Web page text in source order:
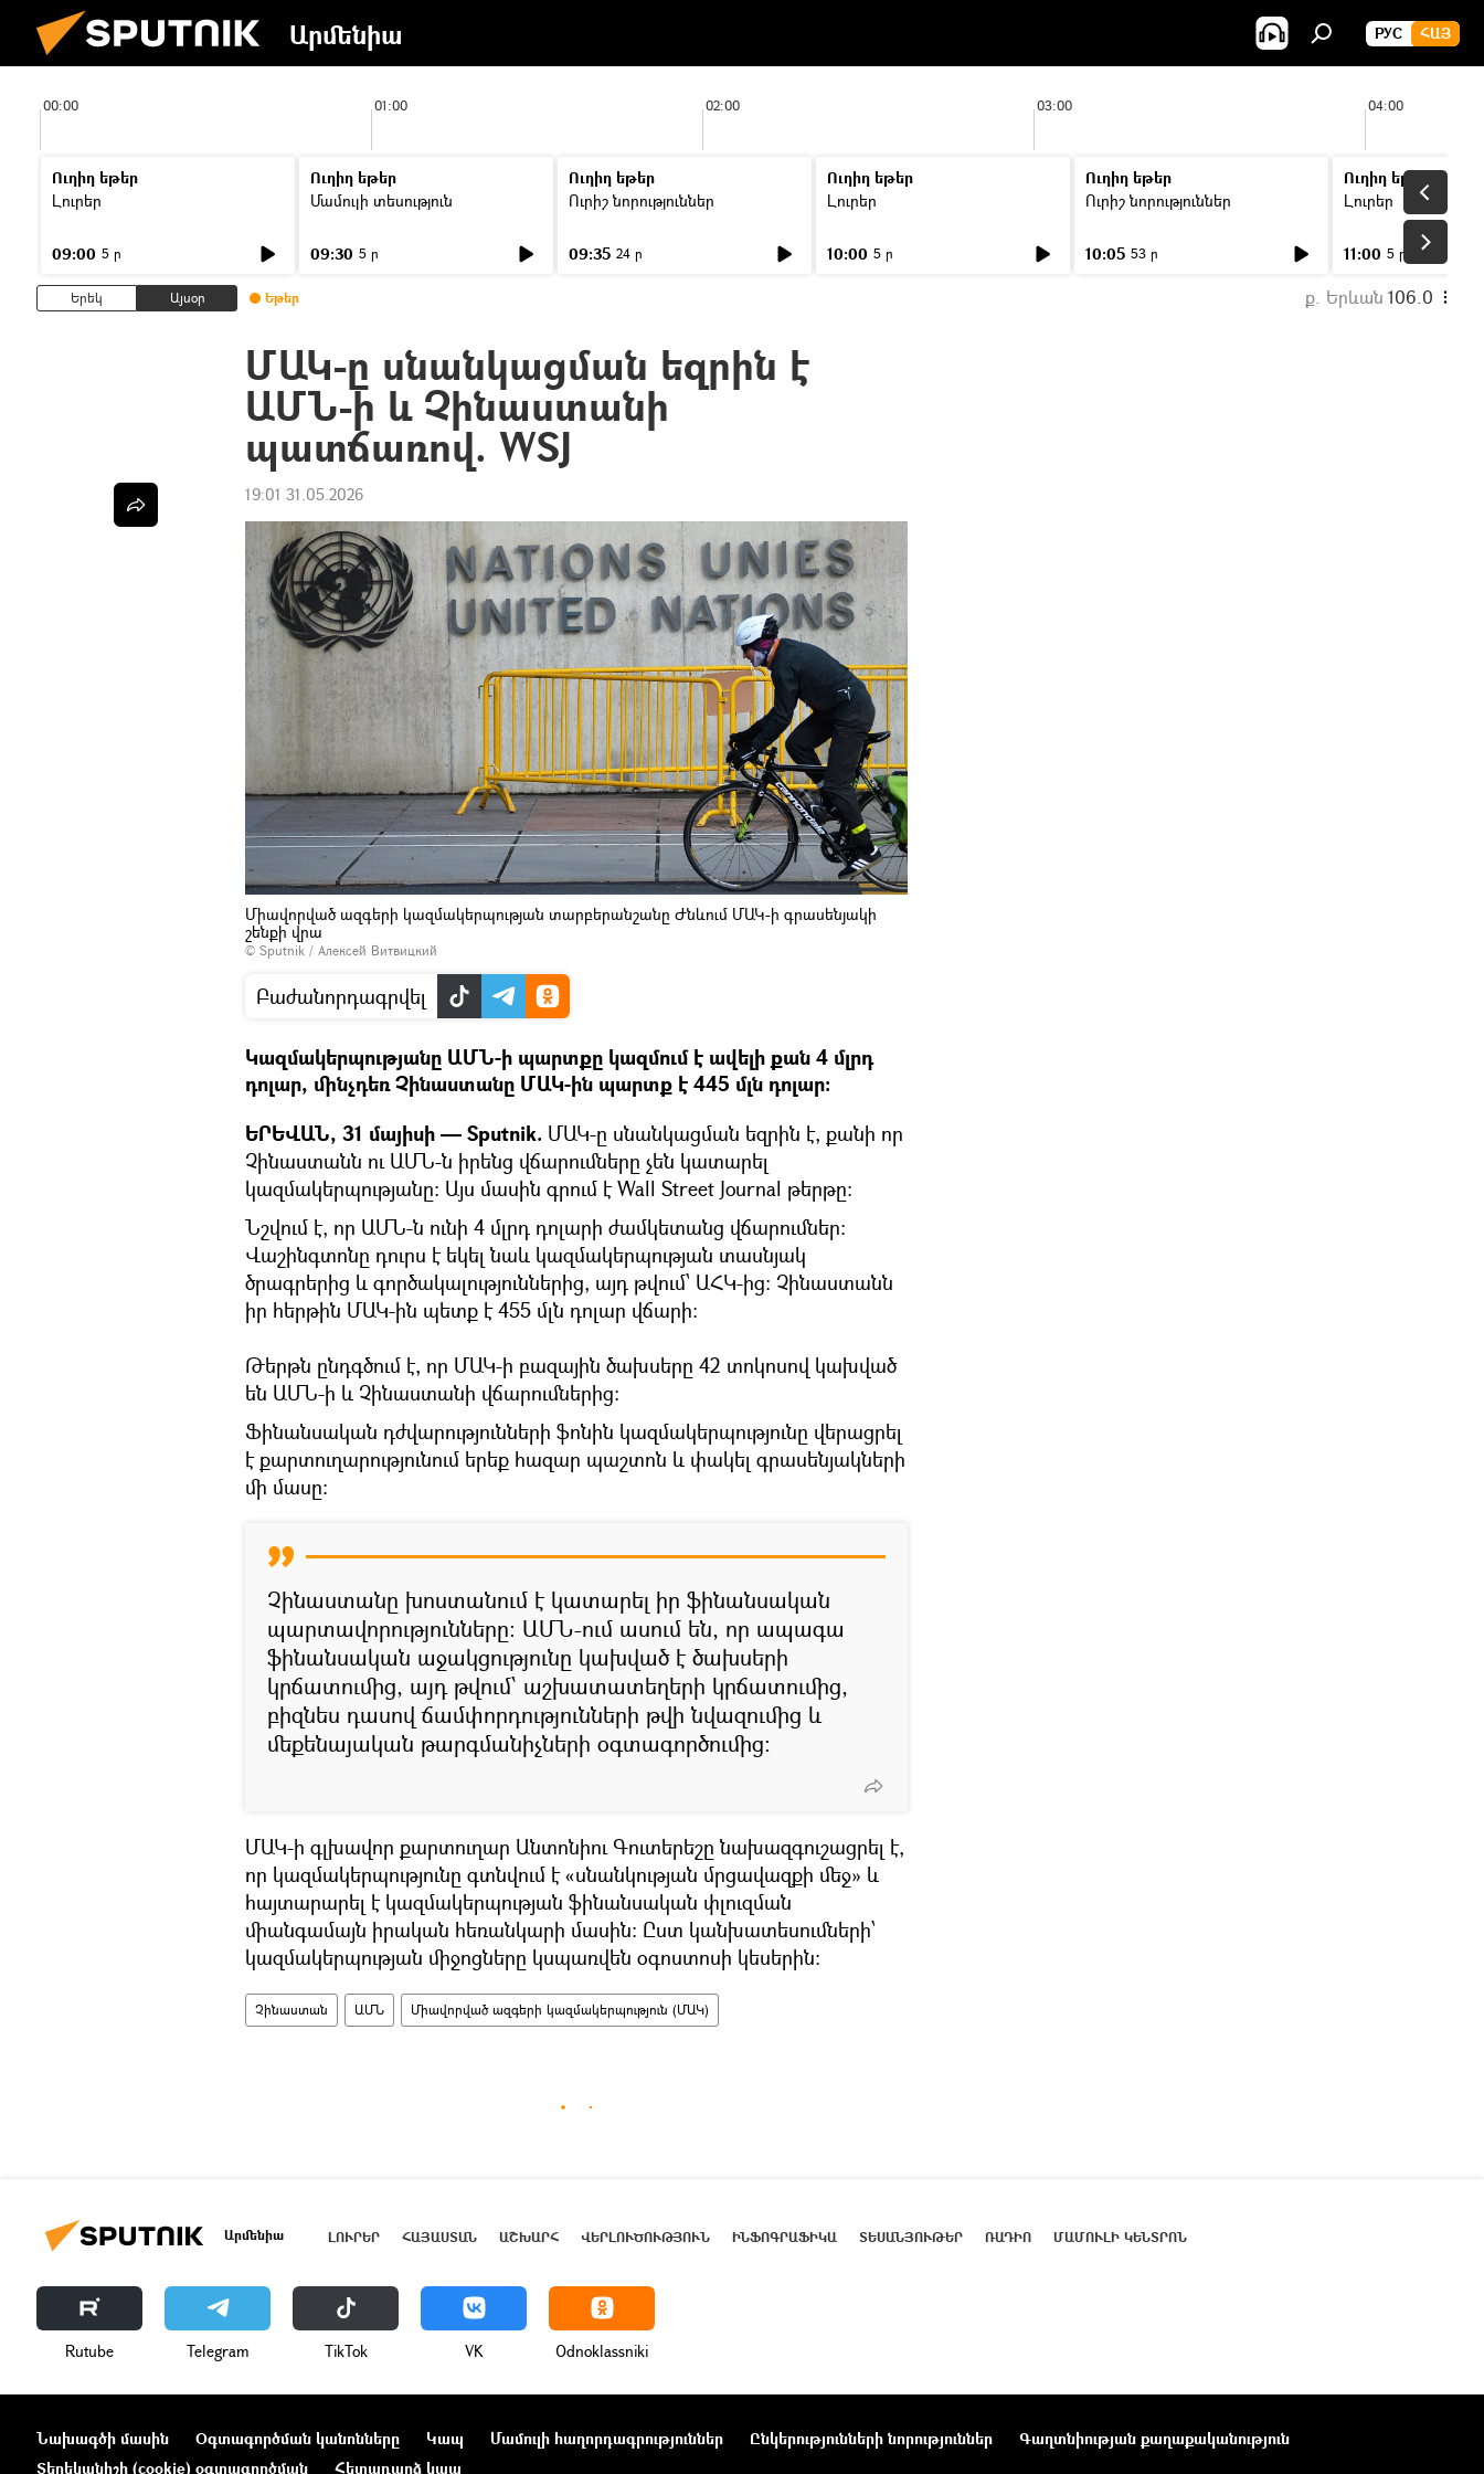
Արմենիա РУС ՀԱՅ
00:00 01:00 02:00 03:00 04:00
Ուղիղ եթեր
Լուրեր
09:00 5 ր
Ուղիղ եթեր
Մամուլի տեսություն
09:30 5 ր
Ուղիղ եթեր
Ուրիշ նորություններ
09:35 24 ր
Ուղիղ եթեր
Լուրեր
10:00 5 ր
Ուղիղ եթեր
Ուրիշ նորություններ
10:05 53 ր
Ուղիղ եթեր
Լուրեր
11:00 5 ր
Երեկ Այսօր Եթեր ք. Երևան 106.0
ՄԱԿ-ը սնանկացման եզրին է
ԱՄՆ-ի և Չինաստանի
պատճառով. WSJ
19:01 31.05.2026
Միավորված ազգերի կազմակերպության տարբերանշանը Ժնևում ՄԱԿ-ի գրասենյակի
շենքի վրա
© Sputnik / Алексей Витвицкий
Բաժանորդագրվել
Կազմակերպությանը ԱՄՆ-ի պարտքը կազմում է ավելի քան 4 մլրդ
դոլար, մինչդեռ Չինաստանը ՄԱԿ-ին պարտք է 445 մլն դոլար:
ԵՐԵՎԱՆ, 31 մայիսի — Sputnik. ՄԱԿ-ը սնանկացման եզրին է, քանի որ
Չինաստանն ու ԱՄՆ-ն իրենց վճարումները չեն կատարել
կազմակերպությանը: Այս մասին գրում է Wall Street Journal թերթը։
Նշվում է, որ ԱՄՆ-ն ունի 4 մլրդ դոլարի ժամկետանց վճարումներ։
Վաշինգտոնը դուրս է եկել նաև կազմակերպության տասնյակ
ծրագրերից և գործակալություններից, այդ թվում՝ ԱՀԿ-ից։ Չինաստանն
իր հերթին ՄԱԿ-ին պետք է 455 մլն դոլար վճարի։
Թերթն ընդգծում է, որ ՄԱԿ-ի բազային ծախսերը 42 տոկոսով կախված
են ԱՄՆ-ի և Չինաստանի վճարումներից:
Ֆինանսական դժվարությունների ֆոնին կազմակերպությունը վերացրել
է քարտուղարությունում երեք հազար պաշտոն և փակել գրասենյակների
մի մասը։
Չինաստանը խոստանում է կատարել իր ֆինանսական
պարտավորությունները։ ԱՄՆ-ում ասում են, որ ապագա
ֆինանսական աջակցությունը կախված է ծախսերի
կրճատումից, այդ թվում՝ աշխատատեղերի կրճատումից,
բիզնես դասով ճամփորդությունների թվի նվազումից և
մեքենայական թարգմանիչների օգտագործումից:
ՄԱԿ-ի գլխավոր քարտուղար Անտոնիու Գուտերեշը նախազգուշացրել է,
որ կազմակերպությունը գտնվում է «սնանկության մրցավազքի մեջ» և
հայտարարել է կազմակերպության ֆինանսական փլուզման
միանգամայն իրական հեռանկարի մասին: Ըստ կանխատեսումների՝
կազմակերպության միջոցները կսպառվեն օգոստոսի կեսերին։
Չինաստան ԱՄՆ Միավորված ազգերի կազմակերպություն (ՄԱԿ)
Արմենիա ԼՈՒՐԵՐ ՀԱՅԱՍՏԱՆ ԱՇԽԱՐՀ ՎԵՐԼՈՒԾՈՒԹՅՈՒՆ ԻՆՖՈԳՐԱՖԻԿԱ ՏԵՍԱՆՅՈՒԹԵՐ ՌԱԴԻՈ ՄԱՄՈՒԼԻ ԿԵՆՏՐՈՆ
Rutube Telegram ТikТоk VK Odnoklassniki
Նախագծի մասին Օգտագործման կանոնները Կապ Մամուլի հաղորդագրություններ Ընկերությունների նորություններ
Գաղտնիության քաղաքականություն
Տեղեկանիշի (cookie) օգտագործման
Հետադարձ կապ